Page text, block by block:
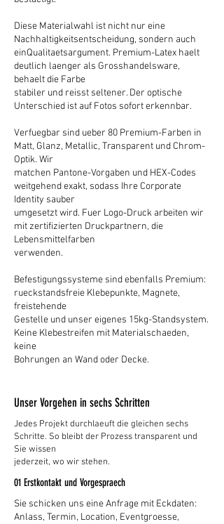
Diese Materialwahl ist nicht nur eine
Nachhaltigkeitsentscheidung, sondern auch
einQualitaetsargument. Premium-Latex haelt
deutlich laenger als Grosshandelsware,
behaelt die Farbe
stabiler und reisst seltener. Der optische
Unterschied ist auf Fotos sofort erkennbar.
Verfuegbar sind ueber 80 Premium-Farben in
Matt, Glanz, Metallic, Transparent und Chrom-
Optik. Wir
matchen Pantone-Vorgaben und HEX-Codes
weitgehend exakt, sodass Ihre Corporate
Identity sauber
umgesetzt wird. Fuer Logo-Druck arbeiten wir
mit zertifizierten Druckpartnern, die
Lebensmittelfarben
verwenden.
Befestigungssysteme sind ebenfalls Premium:
rueckstandsfreie Klebepunkte, Magnete,
freistehende
Gestelle und unser eigenes 15kg-Standsystem.
Keine Klebestreifen mit Materialschaeden,
keine
Bohrungen an Wand oder Decke.
Unser Vorgehen in sechs Schritten
Jedes Projekt durchlaeuft die gleichen sechs
Schritte. So bleibt der Prozess transparent und
Sie wissen
jederzeit, wo wir stehen.
01 Erstkontakt und Vorgespraech
Sie schicken uns eine Anfrage mit Eckdaten:
Anlass, Termin, Location, Eventgroesse,